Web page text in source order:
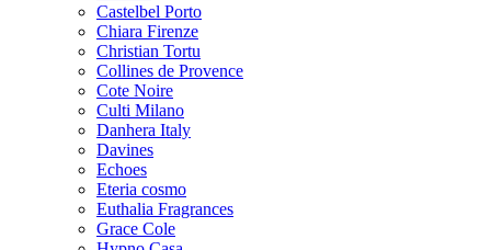
Castelbel Porto
Chiara Firenze
Christian Tortu
Collines de Provence
Cote Noire
Culti Milano
Danhera Italy
Davines
Echoes
Eteria cosmo
Euthalia Fragrances
Grace Cole